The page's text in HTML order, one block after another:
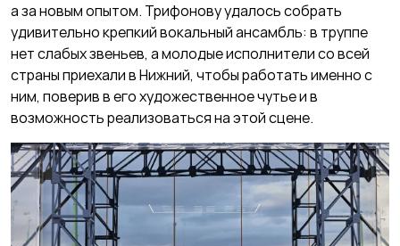
а за новым опытом. Трифонову удалось собрать
удивительно крепкий вокальный ансамбль: в труппе
нет слабых звеньев, а молодые исполнители со всей
страны приехали в Нижний, чтобы работать именно с
ним, поверив в его художественное чутье и в
возможность реализоваться на этой сцене.